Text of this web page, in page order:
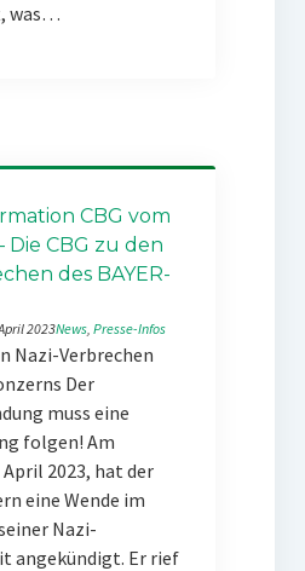
was…
CBG vom
Die CBG zu den
des BAYER-
2023News, Presse-Infos
Nazi-Verbrechen
Der
muss eine
folgen! Am
2023, hat der
eine Wende im
Nazi-
angekündigt. Er rief